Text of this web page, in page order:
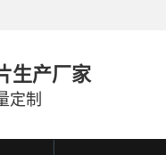
生产厂家
定制